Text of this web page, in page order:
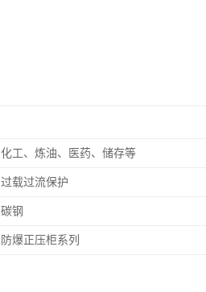
化工、炼油、医药、储存等
过载过流保护
碳钢
防爆正压柜系列